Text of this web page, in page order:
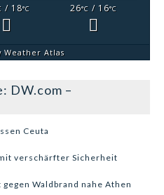
/ 18°C 26°C / 16°C
Weather Atlas
DW.com –
Ceuta
verschärfter Sicherheit
Waldbrand nahe Athen